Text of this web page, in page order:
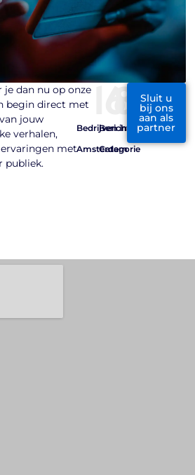
je dan nu op onze
begin direct met
jouw
verhalen,
ervaringen met
publiek.
Bedrijven in
Amsterdam
160+
Bericht
Categorie
80+
Sluit u
bij ons
aan als
partner